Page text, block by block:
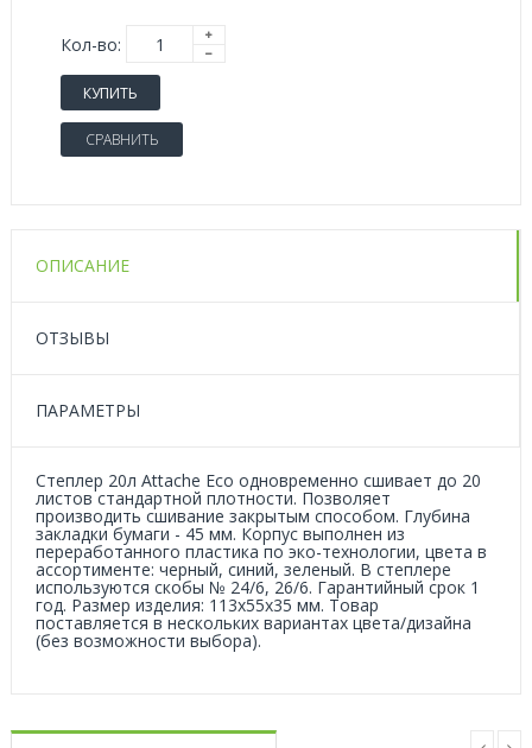
Кол-во:
КУПИТЬ
СРАВНИТЬ
ОПИСАНИЕ
ОТЗЫВЫ
ПАРАМЕТРЫ
Степлер 20л Attache Eco одновременно сшивает до 20
листов стандартной плотности. Позволяет
производить сшивание закрытым способом. Глубина
закладки бумаги - 45 мм. Корпус выполнен из
переработанного пластика по эко-технологии, цвета в
ассортименте: черный, синий, зеленый. В степлере
используются скобы № 24/6, 26/6. Гарантийный срок 1
год. Размер изделия: 113x55x35 мм. Товар
поставляется в нескольких вариантах цвета/дизайна
(без возможности выбора).